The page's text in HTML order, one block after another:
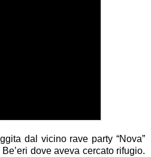
dal vicino rave party “Nova”
dove aveva cercato rifugio.